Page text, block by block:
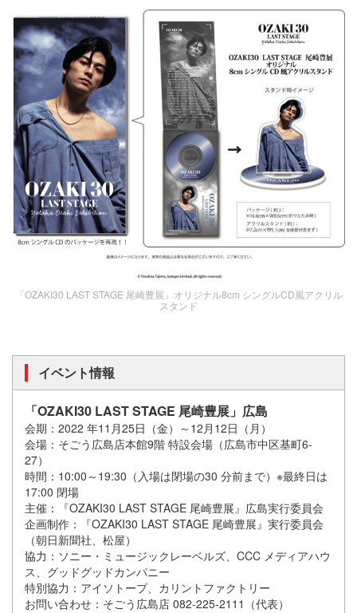
「OZAKI30 LAST STAGE 尾崎豊展」オリジナル8cm シングルCD風アクリル
スタンド
イベント情報
「OZAKI30 LAST STAGE 尾崎豊展」広島
会期：2022 年11月25日（金）～12月12日（月）
会場：そごう広島店本館9階 特設会場（広島市中区基町6-
27）
時間：10:00～19:30（入場は閉場の30 分前まで）※最終日は
17:00 閉場
主催：『OZAKI30 LAST STAGE 尾崎豊展』広島実行委員会
企画制作：『OZAKI30 LAST STAGE 尾崎豊展』実行委員会
（朝日新聞社、松屋）
協力：ソニー・ミュージックレーベルズ、CCC メディアハウ
ス、グッドグッドカンパニー
特別協力：アイソトープ、カリントファクトリー
お問い合わせ：そごう広島店 082-225-2111（代表）